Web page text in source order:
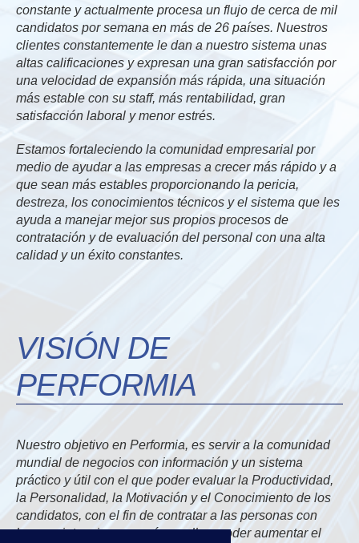
constante y actualmente procesa un flujo de cerca de mil
candidatos por semana en más de 26 países. Nuestros
clientes constantemente le dan a nuestro sistema unas
altas calificaciones y expresan una gran satisfacción por
una velocidad de expansión más rápida, una situación
más estable con su staff, más rentabilidad, gran
satisfacción laboral y menor estrés.
Estamos fortaleciendo la comunidad empresarial por
medio de ayudar a las empresas a crecer más rápido y a
que sean más estables proporcionando la pericia,
destreza, los conocimientos técnicos y el sistema que les
ayuda a manejar mejor sus propios procesos de
contratación y de evaluación del personal con una alta
calidad y un éxito constantes.
VISIÓN DE
PERFORMIA
Nuestro objetivo en Performia, es servir a la comunidad
mundial de negocios con información y un sistema
práctico y útil con el que poder evaluar la Productividad,
la Personalidad, la Motivación y el Conocimiento de los
candidatos, con el fin de contratar a las personas con
buenas intenciones y así con ellos, poder aumentar el